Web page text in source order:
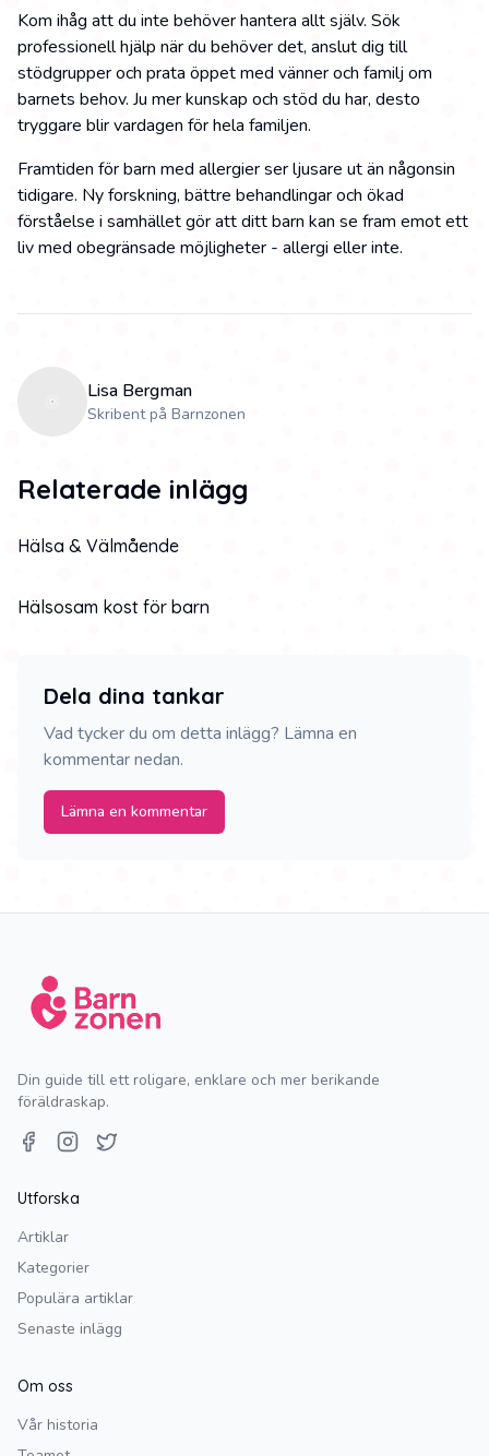
Kom ihåg att du inte behöver hantera allt själv. Sök
professionell hjälp när du behöver det, anslut dig till
stödgrupper och prata öppet med vänner och familj om
barnets behov. Ju mer kunskap och stöd du har, desto
tryggare blir vardagen för hela familjen.
Framtiden för barn med allergier ser ljusare ut än någonsin
tidigare. Ny forskning, bättre behandlingar och ökad
förståelse i samhället gör att ditt barn kan se fram emot ett
liv med obegränsade möjligheter - allergi eller inte.
Lisa Bergman
Skribent på Barnzonen
Relaterade inlägg
Hälsa & Välmående
Hälsosam kost för barn
Dela dina tankar
Vad tycker du om detta inlägg? Lämna en
kommentar nedan.
Lämna en kommentar
Din guide till ett roligare, enklare och mer berikande
föräldraskap.
Utforska
Artiklar
Kategorier
Populära artiklar
Senaste inlägg
Om oss
Vår historia